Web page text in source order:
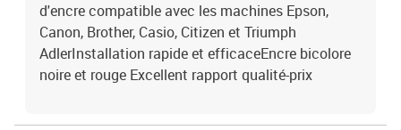
d'encre compatible avec les machines Epson,
Canon, Brother, Casio, Citizen et Triumph
AdlerInstallation rapide et efficaceEncre bicolore
noire et rouge Excellent rapport qualité-prix